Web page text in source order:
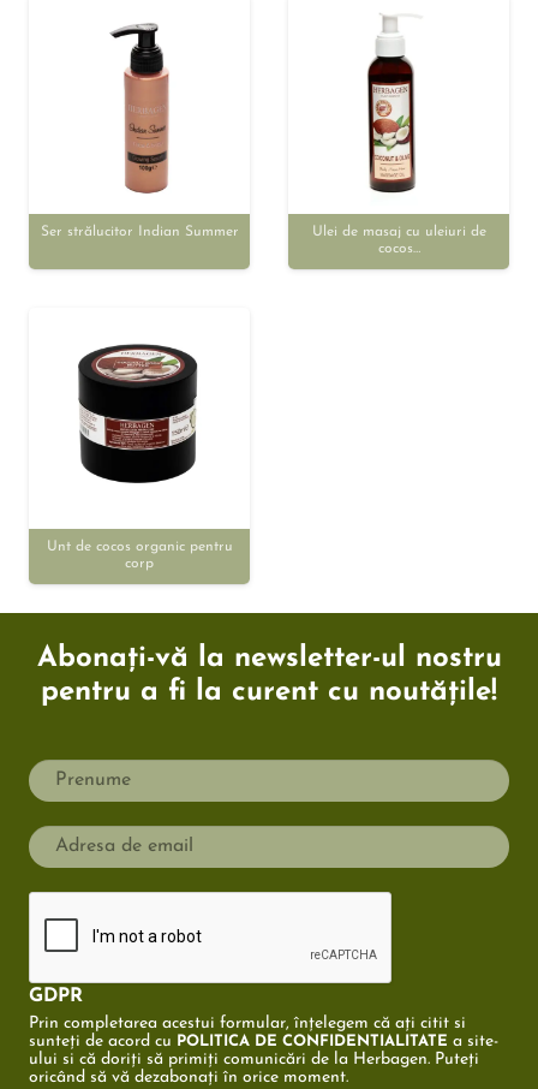
Ser strălucitor Indian Summer
Ulei de masaj cu uleiuri de
cocos…
Unt de cocos organic pentru
corp
Abonați-vă la newsletter-ul nostru
pentru a fi la curent cu noutățile!
GDPR
Prin completarea acestui formular, înțelegem că ați citit si
sunteți de acord cu
POLITICA DE CONFIDENTIALITATE a site-
ului si că doriți să primiți comunicări de la Herbagen. Puteți
oricând să vă dezabonați în orice moment.